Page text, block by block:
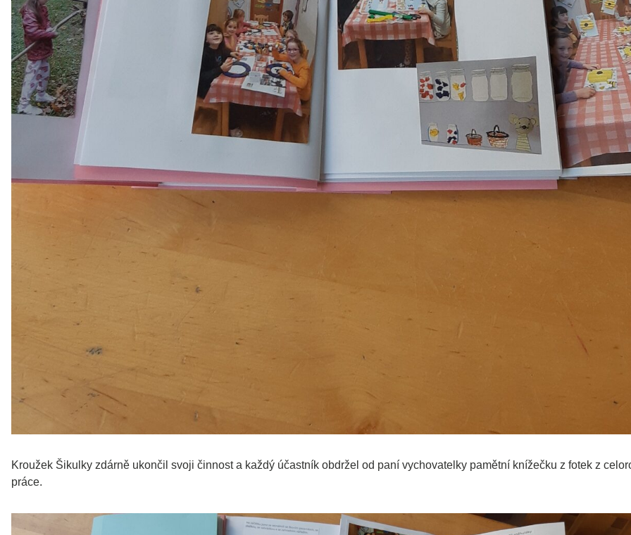
Kroužek Šikulky zdárně ukončil svoji činnost a každý účastník obdržel od paní vychovatelky pamětní knížečku z fotek z
práce.